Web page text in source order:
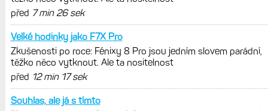
Elektrokola s motorem Bosch se
konečně mohou propojit s Garminem.
Zatím ale jen s Edge
Model Fénix 9 ve třech variantách.
Základ, Pro a inReach. Přijde i menší
verze 43 mm a také solární MIP